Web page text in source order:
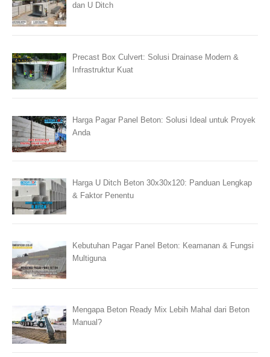
dan U Ditch
Precast Box Culvert: Solusi Drainase Modern &
Infrastruktur Kuat
Harga Pagar Panel Beton: Solusi Ideal untuk Proyek
Anda
Harga U Ditch Beton 30x30x120: Panduan Lengkap
& Faktor Penentu
Kebutuhan Pagar Panel Beton: Keamanan & Fungsi
Multiguna
Mengapa Beton Ready Mix Lebih Mahal dari Beton
Manual?